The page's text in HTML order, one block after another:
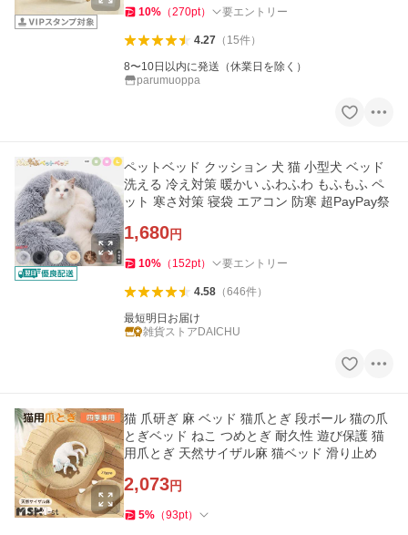
10% （270pt） 要エントリー
4.27（ 15件）
8〜10日以内に発送（休業日を除く）
parumuoppa
ペットベッド クッション 犬 猫 小型犬 ベッド
洗える 冷え対策 暖かい ふわふわ もふもふ ペ
ット 寒さ対策 寝袋 エアコン 防寒 超PayPay祭
1,680円
10% （ 152pt） 要エントリー
4.58（646件）
最短明日お届け
雑貨ストアDAICHU
猫 爪研ぎ 麻 ベッド 猫爪とぎ 段ボール 猫の爪
とぎベッド ねこ つめとぎ 耐久性 遊び保護 猫
用爪とぎ 天然サイザル麻 猫ベッド 滑り止め
2,073円
5% （93pt）